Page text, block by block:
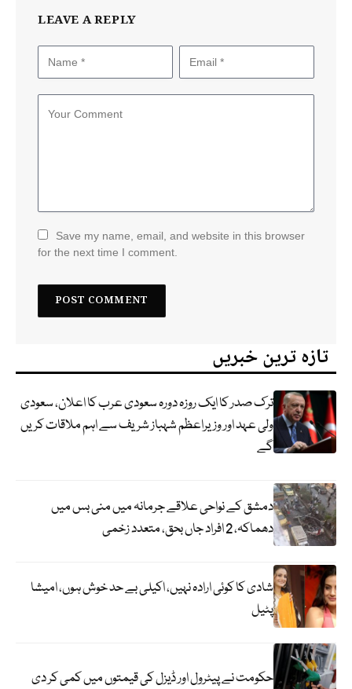
LEAVE A REPLY
Save my name, email, and website in this browser
for the next time I comment.
تازہ ترین خبریں
ترک صدر کا ایک روزہ دورہ سعودی عرب کا اعلان، سعودی
ولی عہد اور وزیراعظم شہباز شریف سے اہم ملاقات کریں
گے
دمشق کے نواحی علاقے جرمانہ میں منی بس میں
دھماکہ، 2 افراد جاں بحق، متعدد زخمی
شادی کا کوئی ارادہ نہیں، اکیلی بے حد خوش ہوں، امیشا
پٹیل
حکومت نے پیٹرول اور ڈیزل کی قیمتوں میں کمی کر دی